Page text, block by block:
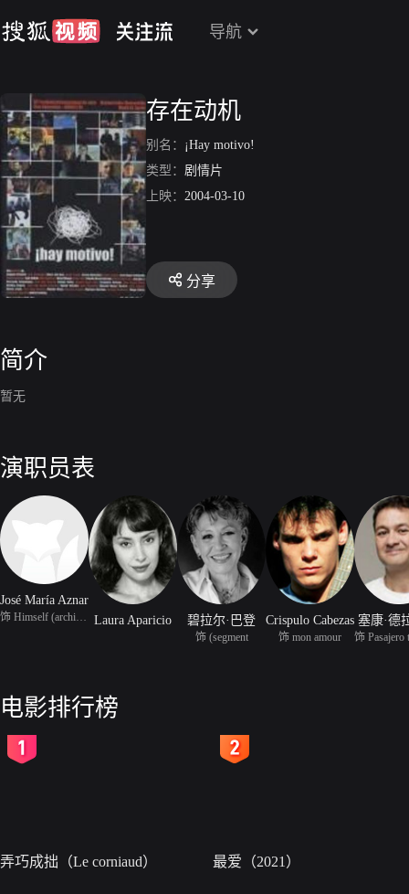
导航
存在动机
别名： ¡Hay motivo!
类型： 剧情片
上映： 2004-03-10
分享
简介
暂无
演职员表
José María Aznar
饰 Himself (archive foo Laura Aparicio 碧拉尔·巴登
饰 (segment
Crispulo Cabezas
饰 mon amour
塞康·德
电影排行榜
弄巧成拙（Le corniaud） 最爱（2021）